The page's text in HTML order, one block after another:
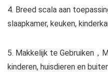
4. Breed scala aan
slaapkamer, keuken,
5. Makkelijk te Gebruiken，
kinderen, huisdieren en